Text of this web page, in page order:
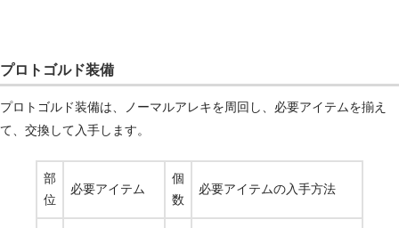
プロトゴルド装備
プロトゴルド装備は、ノーマルアレキを周回し、必要アイテムを揃え
て、交換して入手します。
部
位
必要アイテム
個
数
必要アイテムの入手方法